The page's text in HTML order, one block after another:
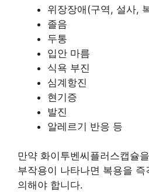
위장장애(구역, 설사,
졸음
두통
입안 마름
식욕 부진
심계항진
현기증
발진
알레르기 반응 등
만약 화이투벤씨플러스캡슐
부작용이 나타나면 복용을
의해야 합니다.